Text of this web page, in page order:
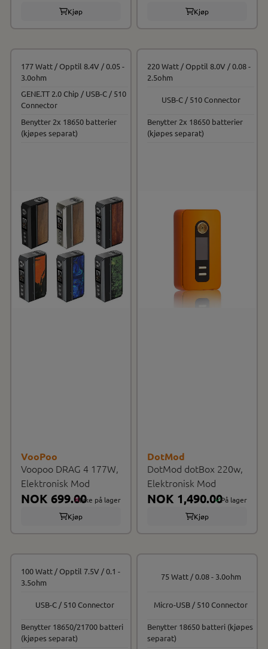
Kjøp Kjøp
VooPoo
Voopoo DRAG 4 177W,
Elektronisk Mod
NOK 699.00Ikke på lager
Kjøp
177 Watt / Opptil 8.4V / 0.05 -
3.0ohm
GENE.TT 2.0 Chip / USB-C / 510
Connector
Benytter 2x 18650 batterier
(kjøpes separat)
DotMod
DotMod dotBox 220w,
Elektronisk Mod
NOK 1,490.00På lager
Kjøp
220 Watt / Opptil 8.0V / 0.08 -
2.5ohm
USB-C / 510 Connector
Benytter 2x 18650 batterier
(kjøpes separat)
100 Watt / Opptil 7.5V / 0.1 -
3.5ohm
USB-C / 510 Connector
Benytter 18650/21700 batteri
(kjøpes separat)
75 Watt / 0.08 - 3.0ohm
Micro-USB / 510 Connector
Benytter 18650 batteri (kjøpes
separat)